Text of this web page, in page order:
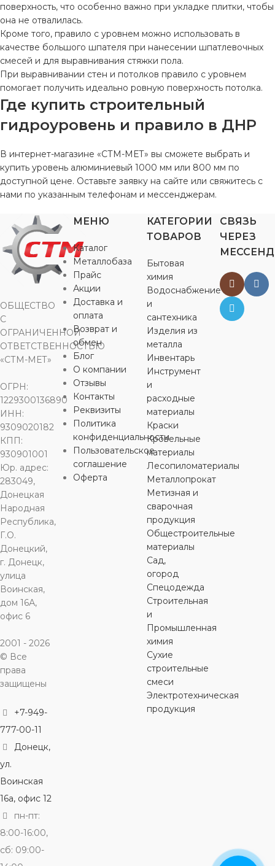
поверхность, что особенно важно при укладке плитки, чтобы
она не отвалилась.
Кроме того, правило с уровнем можно использовать в
качестве большого шпателя при нанесении шпатлевочных
смесей и для выравнивания стяжки пола.
При выравнивании стен и потолков правило с уровнем
помогает получить идеально ровную поверхность потолка.
Где купить строительный
гидроуровень и правило в ДНР
В интернет-магазине «СТМ-МЕТ» вы сможете выбрать и
купить уровень алюминиевый 1000 мм или 800 мм по
доступной цене. Оставьте заявку на сайте или свяжитесь с
нами по указанным телефонам и мессенджерам.
ОБЩЕСТВО
С
ОГРАНИЧЕННОЙ
ОТВЕТСТВЕННОСТЬЮ
«СТМ-МЕТ»
ОГРН:
1229300136890
ИНН:
9309020182
КПП:
930901001
Юр. адрес:
283049,
Донецкая
Народная
Республика,
Г.О.
Донецкий,
г. Донецк,
улица
Воинская,
дом 16А,
офис 6
2001 - 2026
© Все
права
защищены
+7-949-
777-00-11
Донецк,
ул.
Воинская
16а, офис 12
пн-пт:
8:00-16:00,
сб: 09:00-
МЕНЮ
Каталог
Металлобаза
Прайс
Акции
Доставка и
оплата
Возврат и
обмен
Блог
О компании
Отзывы
Контакты
Реквизиты
Политика
конфиденциальности
Пользовательское
соглашение
Оферта
КАТЕГОРИИ
ТОВАРОВ
Бытовая
химия
Водоснабжение
и
сантехника
Изделия из
металла
Инвентарь
Инструмент
и
расходные
материалы
Краски
Кровельные
материалы
Лесопиломатериалы
Металлопрокат
Метизная и
сварочная
продукция
Общестроительные
материалы
Сад,
огород
Спецодежда
Строительная
и
Промышленная
химия
Сухие
строительные
смеси
Электротехническая
продукция
СВЯЗЬ
ЧЕРЕЗ